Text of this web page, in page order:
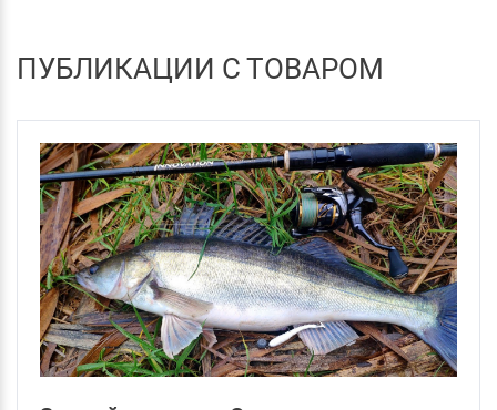
ПУБЛИКАЦИИ С ТОВАРОМ